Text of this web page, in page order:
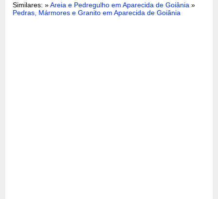
Similares: »Areia e Pedregulho em Aparecida de Goiânia »
Pedras, Mármores e Granito em Aparecida de Goiânia